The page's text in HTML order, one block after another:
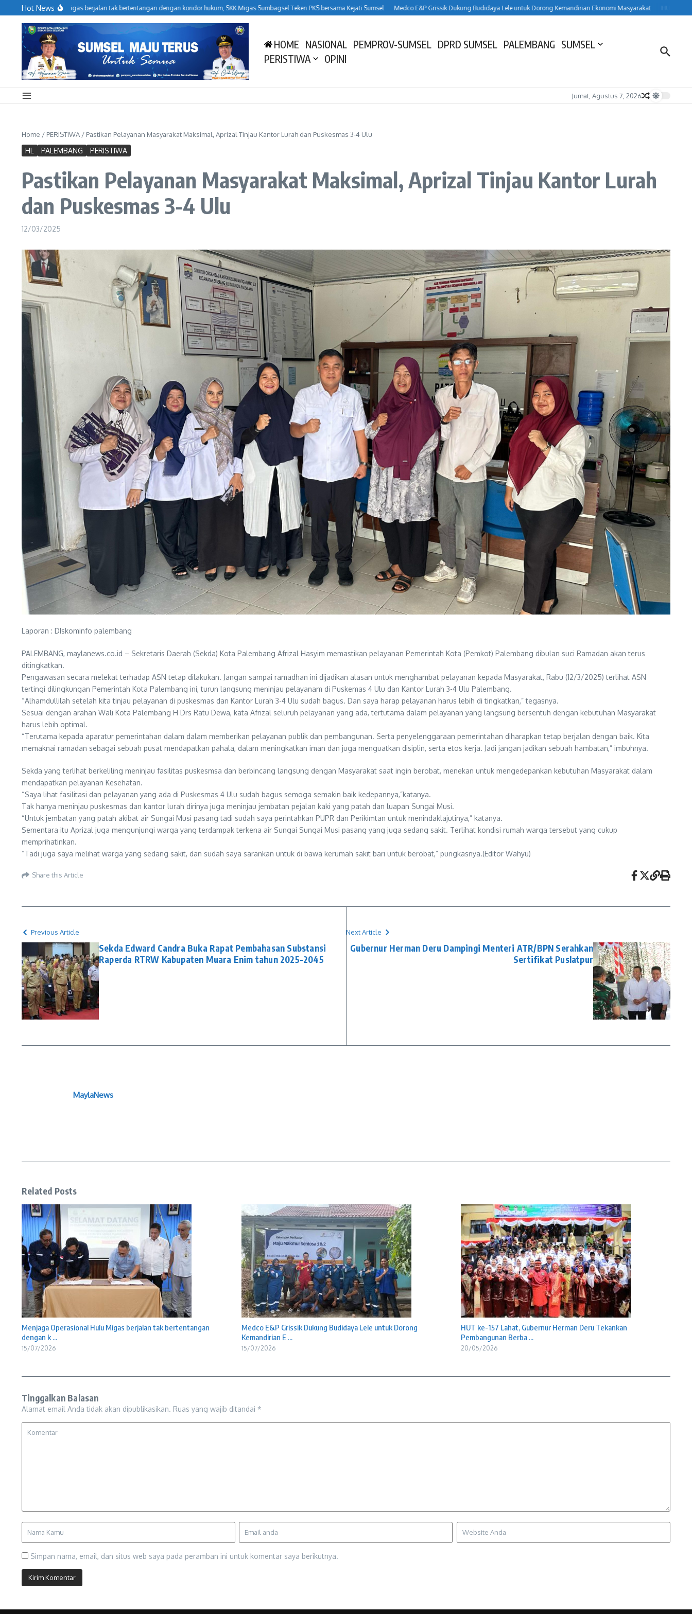
Lewati ke konten
Hot News
Hulu Migas berjalan tak bertentangan dengan koridor hukum, SKK Migas Sumbagsel Teken PKS bersama Kejati Sumsel Medco E&P Grissik Dukung Budidaya Lele untuk Dorong Kemandirian Ekonomi Masyarakat HUT ke-157
HOME NASIONAL PEMPROV-SUMSEL DPRD SUMSEL PALEMBANG SUMSEL
PERISTIWA
OPINI
Jumat, Agustus 7, 2026
Home / PERISTIWA / Pastikan Pelayanan Masyarakat Maksimal, Aprizal Tinjau Kantor Lurah dan Puskesmas 3-4 Ulu
HL PALEMBANG PERISTIWA
Pastikan Pelayanan Masyarakat Maksimal, Aprizal Tinjau Kantor Lurah
dan Puskesmas 3-4 Ulu
12/03/2025
Laporan : DIskominfo palembang
PALEMBANG, maylanews.co.id – Sekretaris Daerah (Sekda) Kota Palembang Afrizal Hasyim memastikan pelayanan Pemerintah Kota (Pemkot) Palembang dibulan suci Ramadan akan terus
ditingkatkan.
Pengawasan secara melekat terhadap ASN tetap dilakukan. Jangan sampai ramadhan ini dijadikan alasan untuk menghambat pelayanan kepada Masyarakat, Rabu (12/3/2025) terlihat ASN
tertingi dilingkungan Pemerintah Kota Palembang ini, turun langsung meninjau pelayanam di Puskemas 4 Ulu dan Kantor Lurah 3-4 Ulu Palembang.
“Alhamdullilah setelah kita tinjau pelayanan di puskesmas dan Kantor Lurah 3-4 Ulu sudah bagus. Dan saya harap pelayanan harus lebih di tingkatkan,” tegasnya.
Sesuai dengan arahan Wali Kota Palembang H Drs Ratu Dewa, kata Afrizal seluruh pelayanan yang ada, tertutama dalam pelayanan yang langsung bersentuh dengan kebutuhan Masyarakat
harus lebih optimal.
“Terutama kepada aparatur pemerintahan dalam dalam memberikan pelayanan publik dan pembangunan. Serta penyelenggaraan pemerintahan diharapkan tetap berjalan dengan baik. Kita
memaknai ramadan sebagai sebuah pusat mendapatkan pahala, dalam meningkatkan iman dan juga menguatkan disiplin, serta etos kerja. Jadi jangan jadikan sebuah hambatan,” imbuhnya.
Sekda yang terlihat berkeliling meninjau fasilitas puskesmsa dan berbincang langsung dengan Masyarakat saat ingin berobat, menekan untuk mengedepankan kebutuhan Masyarakat dalam
mendapatkan pelayanan Kesehatan.
“Saya lihat fasilitasi dan pelayanan yang ada di Puskesmas 4 Ulu sudah bagus semoga semakin baik kedepannya,”katanya.
Tak hanya meninjau puskesmas dan kantor lurah dirinya juga meninjau jembatan pejalan kaki yang patah dan luapan Sungai Musi.
“Untuk jembatan yang patah akibat air Sungai Musi pasang tadi sudah saya perintahkan PUPR dan Perikimtan untuk menindaklajutinya,” katanya.
Sementara itu Aprizal juga mengunjungi warga yang terdampak terkena air Sungai Sungai Musi pasang yang juga sedang sakit. Terlihat kondisi rumah warga tersebut yang cukup
memprihatinkan.
“Tadi juga saya melihat warga yang sedang sakit, dan sudah saya sarankan untuk di bawa kerumah sakit bari untuk berobat,” pungkasnya.(Editor Wahyu)
Share this Article
Previous Article
Sekda Edward Candra Buka Rapat Pembahasan Substansi
Raperda RTRW Kabupaten Muara Enim tahun 2025-2045
Next Article
Gubernur Herman Deru Dampingi Menteri ATR/BPN Serahkan
Sertifikat Puslatpur
MaylaNews
Related Posts
Menjaga Operasional Hulu Migas berjalan tak bertentangan
dengan k ...
15/07/2026
Medco E&P Grissik Dukung Budidaya Lele untuk Dorong
Kemandirian E ...
15/07/2026
HUT ke-157 Lahat, Gubernur Herman Deru Tekankan
Pembangunan Berba ...
20/05/2026
Tinggalkan Balasan
Alamat email Anda tidak akan dipublikasikan. Ruas yang wajib ditandai *
Simpan nama, email, dan situs web saya pada peramban ini untuk komentar saya berikutnya.